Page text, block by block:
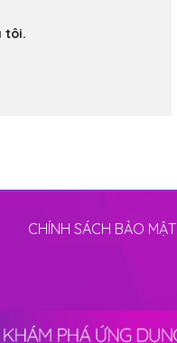
tôi.
CHÍNH SÁCH BẢO MẬT